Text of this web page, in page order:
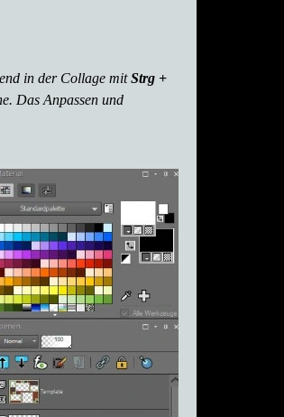
in der Collage mitStrg +
Das Anpassen und